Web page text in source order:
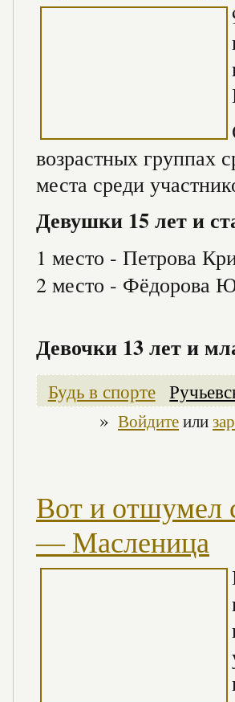
возрастных группах
места среди
Девушки 15 лет и
1 место - Петрова
2 место - Фёдорова
Девочки 13 лет и
Будь в спорте
» Войдитеили
Вот и отшумел
— Масленица